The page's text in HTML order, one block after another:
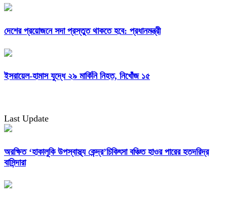
দেশের প্রয়োজনে সদা প্রস্তুত থাকতে হবে: প্রধানমন্ত্রী
ইসরায়েল-হামাস যুদ্ধে ২৯ মার্কিনি নিহত, নিখোঁজ ১৫
Last Update
অরক্ষিত ‘হাকালুকি উপস্বাস্থ্য কেন্দ্র’চিকিৎসা বঞ্চিত হাওর পারের হতদরিদ্র
বাসিন্দারা